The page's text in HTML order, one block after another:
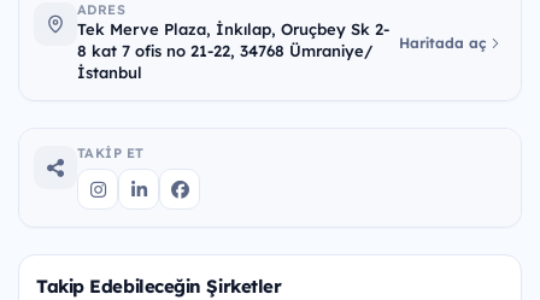
ADRES
Tek Merve Plaza, İnkılap, Oruçbey Sk 2-
8 kat 7 ofis no 21-22, 34768 Ümraniye/
İstanbul
Haritada aç
TAKIP ET
Takip Edebileceğin Şirketler